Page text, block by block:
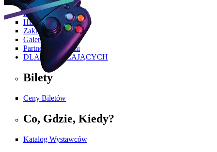
Poznaj PGA
Historia PGA
Zakres Tematyczny
Galeria
Partnerzy i Patroni
DLA ZWIEDZAJĄCYCH
Bilety
Ceny Biletów
Co, Gdzie, Kiedy?
Katalog Wystawców